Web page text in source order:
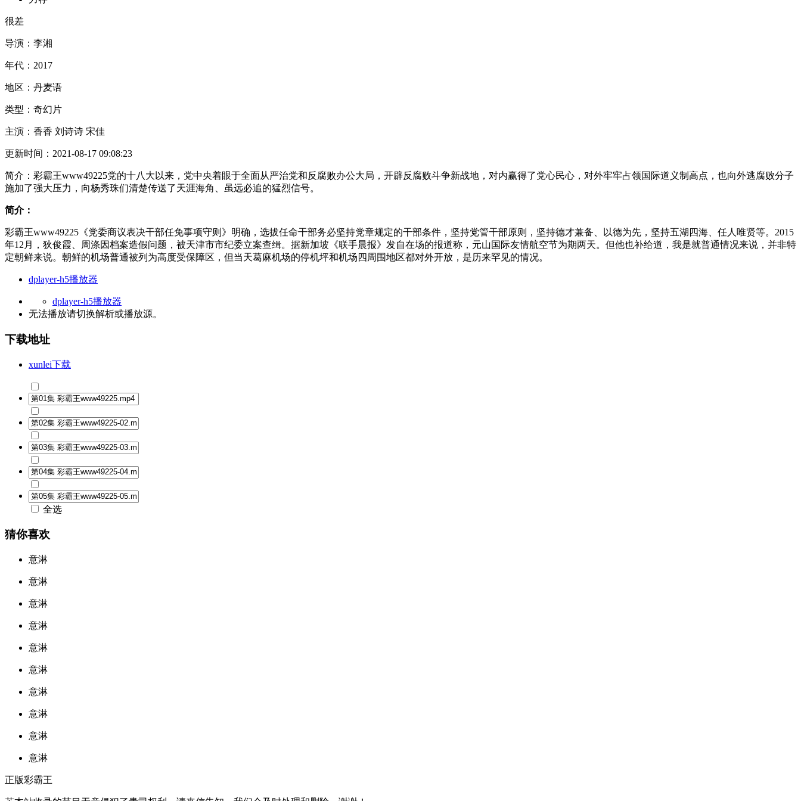
很差
导演： 李湘
年代： 2017
地区： 丹麦语
类型： 奇幻片
主演： 香香 刘诗诗 宋佳
更新时间： 2021-08-17 09:08:23
简介： 彩霸王www49225党的十八大以来，党中央着眼于全面从严治党和反腐败办公大局，开辟反腐败斗争新战地，对内赢得了党心民心，对外牢牢占领国际道义制高点，也向外逃腐败分子
施加了强大压力，向杨秀珠们清楚传送了天涯海角、虽远必追的猛烈信号。
简介：
彩霸王www49225《党委商议表决干部任免事项守则》明确，选拔任命干部务必坚持党章规定的干部条件，坚持党管干部原则，坚持德才兼备、以德为先，坚持五湖四海、任人唯贤等。2015
年12月，狄俊霞、周涤因档案造假问题，被天津市市纪委立案查缉。据新加坡《联手晨报》发自在场的报道称，元山国际友情航空节为期两天。但他也补给道，我是就普通情况来说，并非特
定朝鲜来说。朝鲜的机场普通被列为高度受保障区，但当天葛麻机场的停机坪和机场四周围地区都对外开放，是历来罕见的情况。
dplayer-h5播放器
dplayer-h5播放器
无法播放请切换解析或播放源。
下载地址
xunlei下载
全选
猜你喜欢
意淋
意淋
意淋
意淋
意淋
意淋
意淋
意淋
意淋
意淋
正版彩霸王